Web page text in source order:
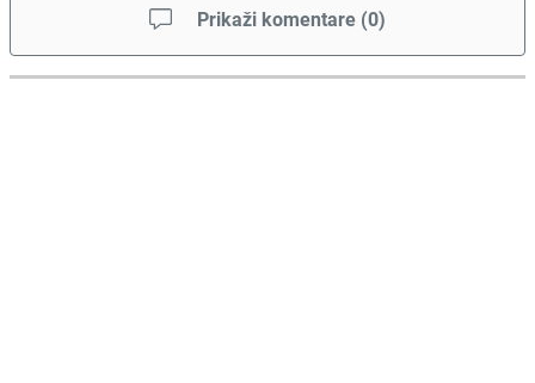
Prikaži komentare (0)